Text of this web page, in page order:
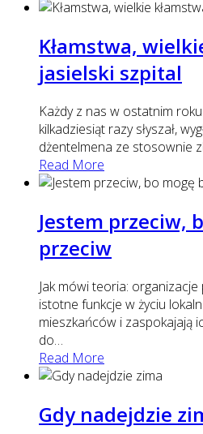
Kłamstwa,
jasielski szpital
Każdy z nas w ostatnim
kilkadziesiąt razy słyszał,
dżentelmena ze stosownie
Read More
Jestem przeciw,
przeciw
Jak mówi teoria:
istotne funkcje w życiu
mieszkańców i zaspokajają
do…
Read More
Gdy nadejdzie